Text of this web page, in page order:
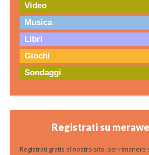
Video
Musica
Libri
Giochi
Sondaggi
Registrati su
Registrati gratis al nostro sito, per rimanere